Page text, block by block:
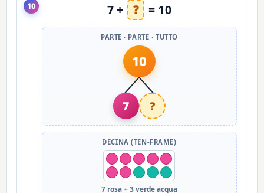
10 7 + ? = 10
PARTE · PARTE · TUTTO
10
7 ?
DECINA (TEN-FRAME)
7 rosa + 3 verde acqua